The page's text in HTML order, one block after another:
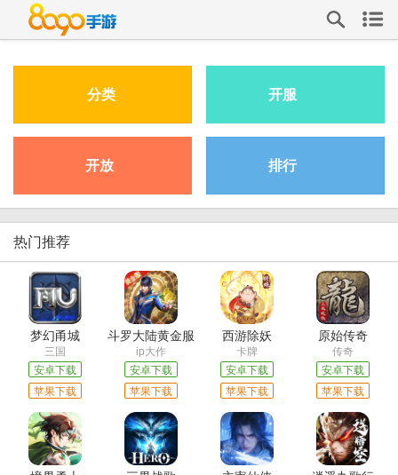
分类 开服
开放 排行
热门推荐
梦幻甬城
三国
安卓下载
苹果下载
斗罗大陆黄金服
ip大作
安卓下载
苹果下载
西游除妖
卡牌
安卓下载
苹果下载
原始传奇
传奇
安卓下载
苹果下载